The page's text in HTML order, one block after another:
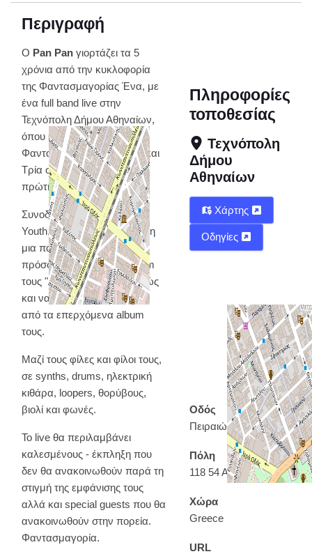
Περιγραφή
O Pan Pan γιορτάζει τα 5
χρόνια από την κυκλοφορία
της Φαντασμαγορίας Ένα, με
ένα full band live στην
Τεχνόπολη Δήμου Αθηναίων,
όπου θα παρουσιάσει
Φαντασμαγορία Ένα, Δύο και
Τρία στην ολότητά τους για
πρώτη φορά.
Συνοδοιπόρος ο Years Of
Youth, για να στήσουν ακόμη
μια παράσταση με το πιο
πρόσφατο από κοινού album
τους "Λύκοι στον Άρη", καθώς
και να μοιραστούν μουσική
από τα επερχόμενα album
τους.
Μαζί τους φίλες και φίλοι τους,
σε synths, drums, ηλεκτρική
κιθάρα, loopers, θορύβους,
βιολί και φωνές.
Το live θα περιλαμβάνει
καλεσμένους - έκπληξη που
δεν θα ανακοινωθούν παρά τη
στιγμή της εμφάνισης τους
αλλά και special guests που θα
ανακοινωθούν στην πορεία.
Φαντασμαγορία.
Πληροφορίες
τοποθεσίας
Τεχνόπολη
Δήμου
Αθηναίων
Χάρτης
Οδηγίες
Οδός
Πειραιώς 100
Πόλη
118 54 Αθήνα
Χώρα
Greece
URL